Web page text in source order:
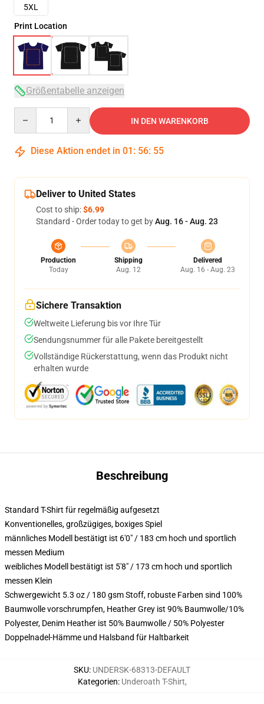
5XL
Print Location
Größentabelle anzeigen
IN DEN WARENKORB
Diese Aktion endet in 01 : 56: 54
Deliver to United States
Cost to ship:$6.99
Standard - Order today to get byAug. 16 - Aug. 23
Production
Today
Shipping
Aug. 12
Delivered
Aug. 16 - Aug. 23
Sichere Transaktion
Weltweite Lieferung bis vor Ihre Tür
Sendungsnummer für alle Pakete bereitgestellt
Vollständige Rückerstattung, wenn das Produkt nicht
erhalten wurde
Beschreibung
Standard T-Shirt für regelmäßig aufgesetzt
Konventionelles, großzügiges, boxiges Spiel
männliches Modell bestätigt ist 6'0" / 183 cm hoch und sportlich
messen Medium
weibliches Modell bestätigt ist 5'8" / 173 cm hoch und sportlich
messen Klein
Schwergewicht 5.3 oz / 180 gsm Stoff, robuste Farben sind 100%
Baumwolle vorschrumpfen, Heather Grey ist 90% Baumwolle/10%
Polyester, Denim Heather ist 50% Baumwolle / 50% Polyester
Doppelnadel-Hämme und Halsband für Haltbarkeit
SKU: UNDERSK-68313-DEFAULT
Kategorien: Underoath T-Shirt,